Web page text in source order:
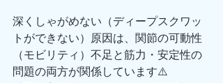
深くしゃがめない（ディープスクワッ
トができない）原因は、関節の可動性
（モビリティ）不足と筋力・安定性の
問題の両方が関係しています⚠️